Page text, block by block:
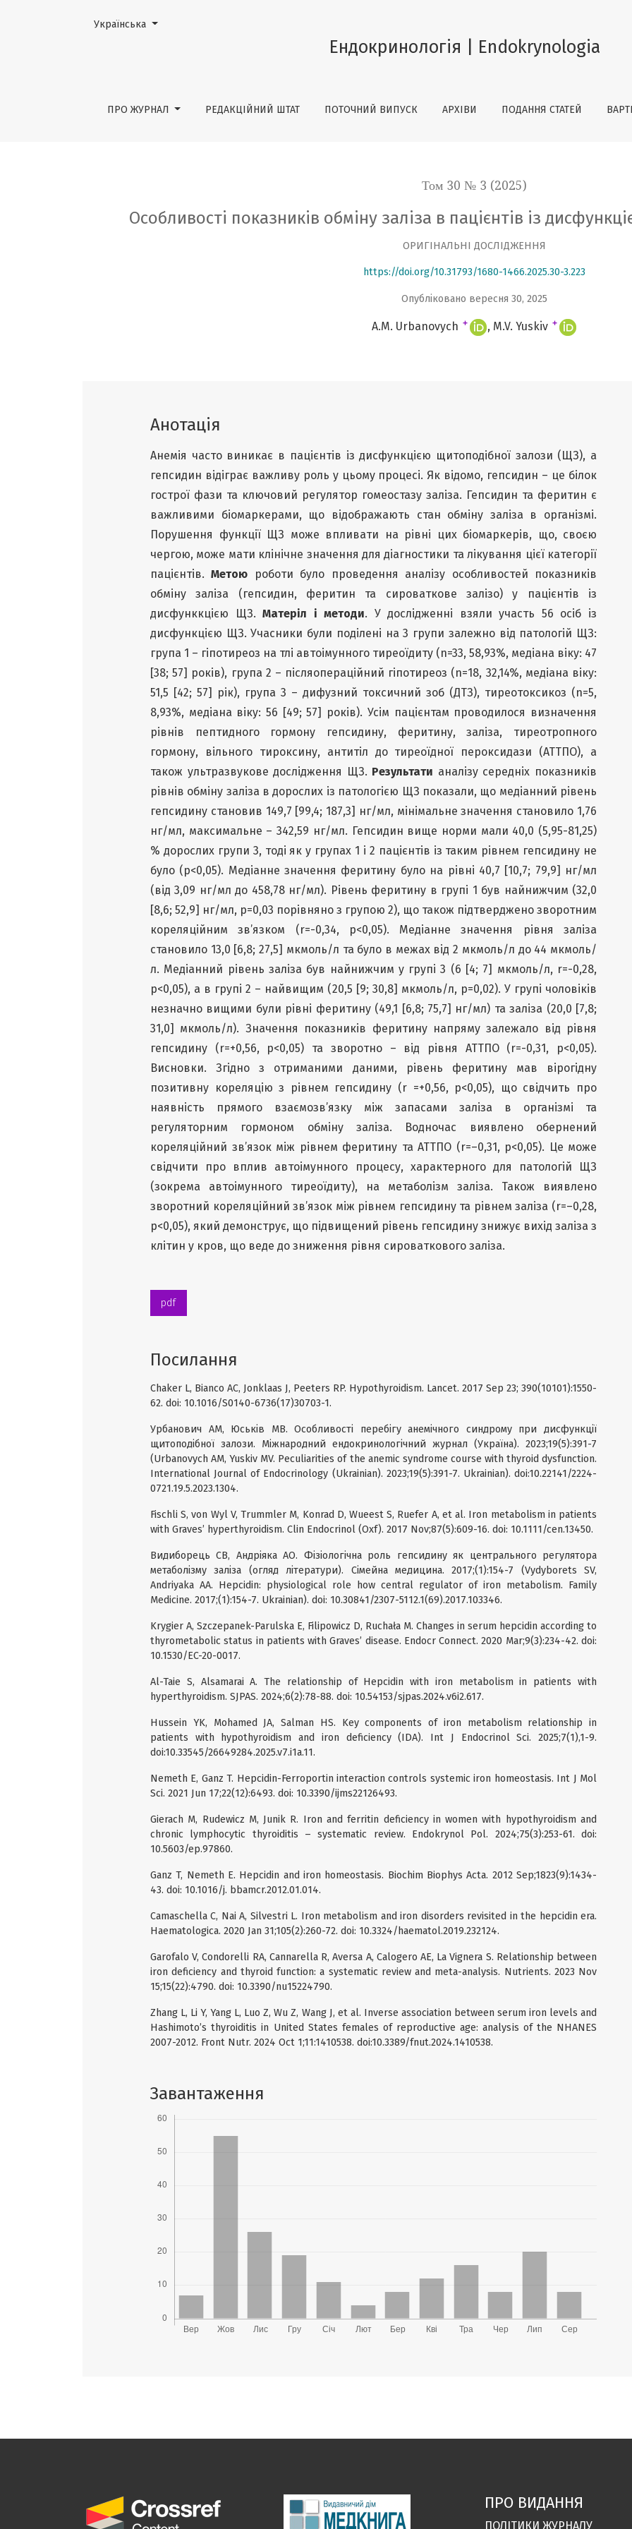
Особливості показників обміну заліза в пацієнтів із дисфункцією щитоподібної залози
Ендокринологія | Endokrynologia
ПРО ЖУРНАЛ РЕДАКЦІЙНИЙ ШТАТ ПОТОЧНИЙ ВИПУСК АРХІВИ ПОДАННЯ СТАТЕЙ
Змінити мову. Поточною мовою є:
Українська
Том 30 № 3 (2025)
Особливості показників обміну заліза в пацієнтів із
ОРИГІНАЛЬНІ ДОСЛІДЖЕННЯ
https://doi.org/10.31793/1680-1466.2025.30-3.223
Опубліковано вересня 30, 2025
A.M. Urbanovych + M.V. Yuskiv +
Анотація
Анемія часто виникає в пацієнтів із дисфункцією щитоподібної залози (ЩЗ), а
гепсидин відіграє важливу роль у цьому процесі. Як відомо, гепсидин – це білок
гострої фази та ключовий регулятор гомеостазу заліза. Гепсидин та феритин є
важливими біомаркерами, що відображають стан обміну заліза в організмі.
Порушення функції ЩЗ може впливати на рівні цих біомаркерів, що, своєю
чергою, може мати клінічне значення для діагностики та лікування цієї категорії
пацієнтів.Метою роботи було проведення аналізу особливостей показників
обміну заліза (гепсидин, феритин та сироваткове залізо) у пацієнтів із
дисфунккцією ЩЗ.Матеріл і методи. У дослідженні взяли участь 56 осіб із
дисфункцією ЩЗ. Учасники були поділені на 3 групи залежно від патологій ЩЗ:
група 1 – гіпотиреоз на тлі автоімунного тиреоїдиту (n=33, 58,93%, медіана віку: 47
[38; 57] років), група 2 – післяопераційний гіпотиреоз (n=18, 32,14%, медіана віку:
51,5 [42; 57] рік), група 3 – дифузний токсичний зоб (ДТЗ), тиреотоксикоз (n=5,
8,93%, медіана віку: 56 [49; 57] років). Усім пацієнтам проводилося визначення
рівнів пептидного гормону гепсидину, феритину, заліза, тиреотропного
гормону, вільного тироксину, антитіл до тиреоїдної пероксидази (АТТПО), а
також ультразвукове дослідження ЩЗ. Результати аналізу середніх показників
рівнів обміну заліза в дорослих із патологією ЩЗ показали, що медіанний рівень
гепсидину становив 149,7 [99,4; 187,3] нг/мл, мінімальне значення становило 1,76
нг/мл, максимальне – 342,59 нг/мл. Гепсидин вище норми мали 40,0 (5,95-81,25)
% дорослих групи 3, тоді як у групах 1 і 2 пацієнтів із таким рівнем гепсидину не
було (р<0,05). Медіанне значення феритину було на рівні 40,7 [10,7; 79,9] нг/мл
(від 3,09 нг/мл до 458,78 нг/мл). Рівень феритину в групі 1 був найнижчим (32,0
[8,6; 52,9] нг/мл, р=0,03 порівняно з групою 2), що також підтверджено зворотним
кореляційним зв’язком (r=-0,34, р<0,05). Медіанне значення рівня заліза
становило 13,0 [6,8; 27,5] мкмоль/л та було в межах від 2 мкмоль/л до 44 мкмоль/
л. Медіанний рівень заліза був найнижчим у групі 3 (6 [4; 7] мкмоль/л, r=-0,28,
р<0,05), а в групі 2 – найвищим (20,5 [9; 30,8] мкмоль/л, р=0,02). У групі чоловіків
незначно вищими були рівні феритину (49,1 [6,8; 75,7] нг/мл) та заліза (20,0 [7,8;
31,0] мкмоль/л). Значення показників феритину напряму залежало від рівня
гепсидину (r=+0,56, р<0,05) та зворотно – від рівня АТТПО (r=-0,31, р<0,05).
Висновки. Згідно з отриманими даними, рівень феритину мав вірогідну
позитивну кореляцію з рівнем гепсидину (r =+0,56, p<0,05), що свідчить про
наявність прямого взаємозв’язку між запасами заліза в організмі та
регуляторним гормоном обміну заліза. Водночас виявлено обернений
кореляційний зв’язок між рівнем феритину та АТТПО (r=–0,31, p<0,05). Це може
свідчити про вплив автоімунного процесу, характерного для патологій ЩЗ
(зокрема автоімунного тиреоїдиту), на метаболізм заліза. Також виявлено
зворотний кореляційний зв’язок між рівнем гепсидину та рівнем заліза (r=–0,28,
p<0,05), який демонструє, що підвищений рівень гепсидину знижує вихід заліза з
клітин у кров, що веде до зниження рівня сироваткового заліза.
pdf
Посилання
Chaker L, Bianco AC, Jonklaas J, Peeters RP. Hypothyroidism. Lancet. 2017 Sep 23; 390(10101):1550-
62. doi: 10.1016/S0140-6736(17)30703-1.
Урбанович АМ, Юськів МВ. Особливості перебігу анемічного синдрому при дисфункції
щитоподібної залози. Міжнародний ендокринологічний журнал (Україна). 2023;19(5):391-7
(Urbanovych AM, Yuskiv MV. Peculiarities of the anemic syndrome course with thyroid dysfunction.
International Journal of Endocrinology (Ukrainian). 2023;19(5):391-7. Ukrainian). doi:10.22141/2224-
0721.19.5.2023.1304.
Fischli S, von Wyl V, Trummler M, Konrad D, Wueest S, Ruefer A, et al. Iron metabolism in patients
with Graves’ hyperthyroidism. Clin Endocrinol (Oxf). 2017 Nov;87(5):609-16. doi: 10.1111/cen.13450.
Видиборець СВ, Андріяка АО. Фізіологічна роль гепсидину як центрального регулятора
метаболізму заліза (огляд літератури). Сімейна медицина. 2017;(1):154-7 (Vydyborets SV,
Andriyaka AA. Hepcidin: physiological role how central regulator of iron metabolism. Family
Medicine. 2017;(1):154-7. Ukrainian). doi: 10.30841/2307-5112.1(69).2017.103346.
Krygier A, Szczepanek-Parulska E, Filipowicz D, Ruchała M. Changes in serum hepcidin according to
thyrometabolic status in patients with Graves’ disease. Endocr Connect. 2020 Mar;9(3):234-42. doi:
10.1530/EC-20-0017.
Al-Taie S, Alsamarai A. The relationship of Hepcidin with iron metabolism in patients with
hyperthyroidism. SJPAS. 2024;6(2):78-88. doi: 10.54153/sjpas.2024.v6i2.617.
Hussein YK, Mohamed JA, Salman HS. Key components of iron metabolism relationship in
patients with hypothyroidism and iron deficiency (IDA). Int J Endocrinol Sci. 2025;7(1),1-9.
doi:10.33545/26649284.2025.v7.i1a.11.
Nemeth E, Ganz T. Hepcidin-Ferroportin interaction controls systemic iron homeostasis. Int J Mol
Sci. 2021 Jun 17;22(12):6493. doi: 10.3390/ijms22126493.
Gierach M, Rudewicz M, Junik R. Iron and ferritin deficiency in women with hypothyroidism and
chronic lymphocytic thyroiditis – systematic review. Endokrynol Pol. 2024;75(3):253-61. doi:
10.5603/ep.97860.
Ganz T, Nemeth E. Hepcidin and iron homeostasis. Biochim Biophys Acta. 2012 Sep;1823(9):1434-
43. doi: 10.1016/j. bbamcr.2012.01.014.
Camaschella C, Nai A, Silvestri L. Iron metabolism and iron disorders revisited in the hepcidin era.
Haematologica. 2020 Jan 31;105(2):260-72. doi: 10.3324/haematol.2019.232124.
Garofalo V, Condorelli RA, Cannarella R, Aversa A, Calogero AE, La Vignera S. Relationship between
iron deficiency and thyroid function: a systematic review and meta-analysis. Nutrients. 2023 Nov
15;15(22):4790. doi: 10.3390/nu15224790.
Zhang L, Li Y, Yang L, Luo Z, Wu Z, Wang J, et al. Inverse association between serum iron levels and
Hashimoto’s thyroiditis in United States females of reproductive age: analysis of the NHANES
2007-2012. Front Nutr. 2024 Oct 1;11:1410538. doi:10.3389/fnut.2024.1410538.
Завантаження
ПРО ВИДАННЯ
ПОЛІТИКИ ЖУРНАЛУ